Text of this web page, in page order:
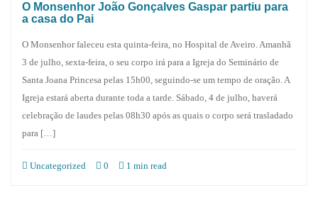
O Monsenhor João Gonçalves Gaspar partiu para
a casa do Pai
O Monsenhor faleceu esta quinta-feira, no Hospital de Aveiro. Amanhã
3 de julho, sexta-feira, o seu corpo irá para a Igreja do Seminário de
Santa Joana Princesa pelas 15h00, seguindo-se um tempo de oração. A
Igreja estará aberta durante toda a tarde. Sábado, 4 de julho, haverá
celebração de laudes pelas 08h30 após as quais o corpo será trasladado
para […]
Uncategorized 0 1 min read